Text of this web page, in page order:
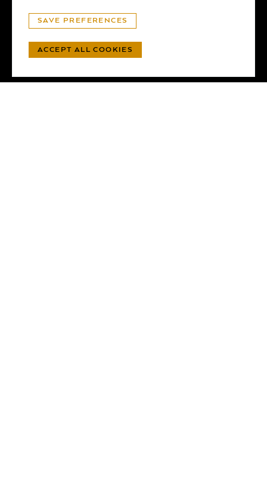
© GGTL LABORATORIES
PROTECTION DES DONNÉES- SITE WEB PAR
SAVE PREFERENCES
ACCEPT ALL COOKIES